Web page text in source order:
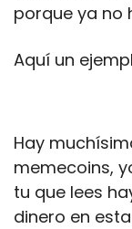
porque ya no
Aquí un
Hay
memecoins,
tu que lees
dinero en